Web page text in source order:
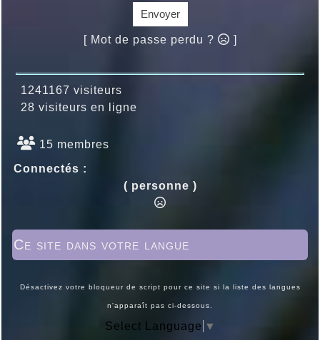
Envoyer
[ Mot de passe perdu ? ]
1241167 visiteurs
28 visiteurs en ligne
15 membres
Connectés :
( personne )
Ce site dans votre langue
Désactivez votre bloqueur de script pour ce site si la liste des langues
n'apparaît pas ci-dessous.
Select Language ▼